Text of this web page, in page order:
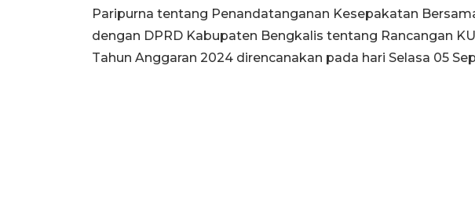
Paripurna tentang Penandatanganan Kesepakatan
dengan DPRD Kabupaten Bengkalis tentang Rancangan
Tahun Anggaran 2024 direncanakan pada hari Selasa 05